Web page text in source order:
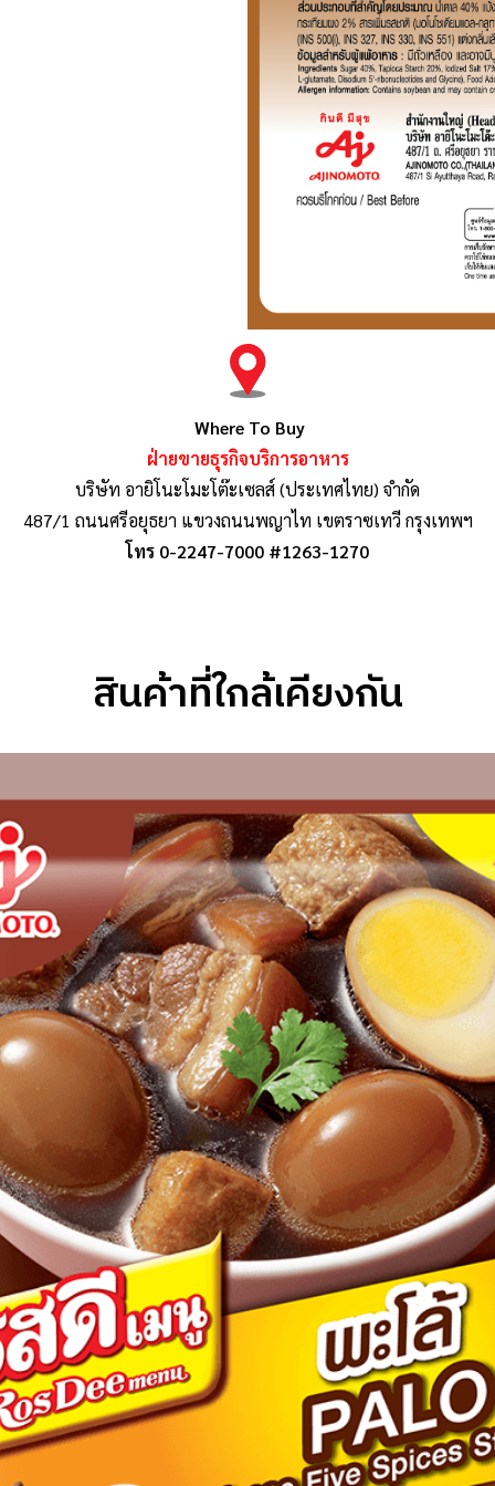
Where To Buy
ฝ่ายขายธุรกิจบริการอาหาร
บริษัท อายิโนะโมะโต๊ะเซลส์ (ประเทศไทย) จำกัด
487/1 ถนนศรีอยุธยา แขวงถนนพญาไท เขตราซเทวี กรุงเทพฯ
โทร 0-2247-7000 #1263-1270
สินค้าที่ใกล้เคียงกัน